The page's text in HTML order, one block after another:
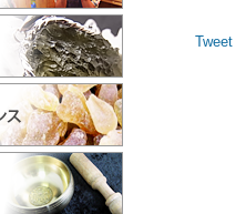
Tweet